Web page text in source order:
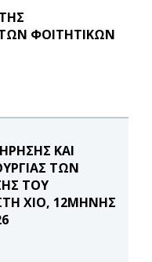
ΦΟΙΤΗΤΙΚΩΝ
ΚΑΙ
ΤΩΝ
ΤΟΥ
ΧΙΟ, 12ΜΗΝΗΣ